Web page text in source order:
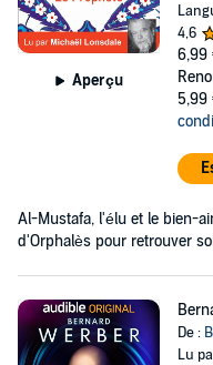
Aperçu
4,6
6,99
5,99
Al-Mustafa, l'élu et le bien-
d'Orphalès pour retrouver
De :
Lu